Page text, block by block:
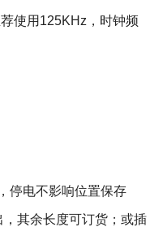
使用125KHz，时钟频
停电不影响位置保存
其余长度可订货；或插